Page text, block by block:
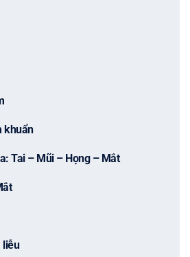
khuẩn
Tai – Mũi – Họng – Mắt
liễu